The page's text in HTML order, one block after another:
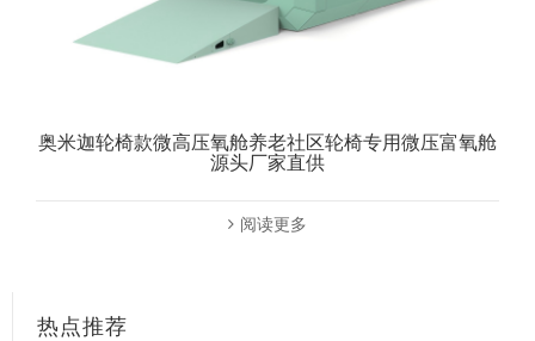
奥米迦轮椅款微高压氧舱养老社区轮椅专用微压富氧舱
源头厂家直供
阅读更多
热点推荐